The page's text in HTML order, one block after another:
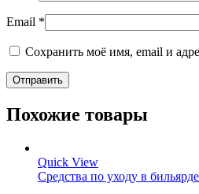
Email *
Сохранить моё имя, email и
Похожие товары
Quick View
Средства по уходу в бильярде